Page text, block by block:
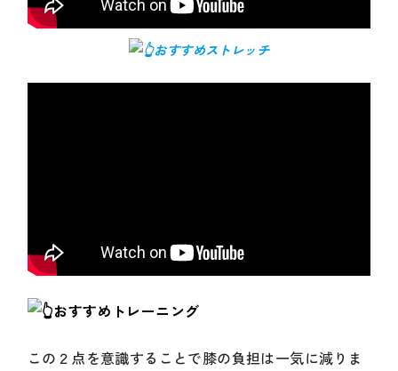
おすすめストレッチ
おすすめトレーニング
この２点を意識することで膝の負担は一気に減りま